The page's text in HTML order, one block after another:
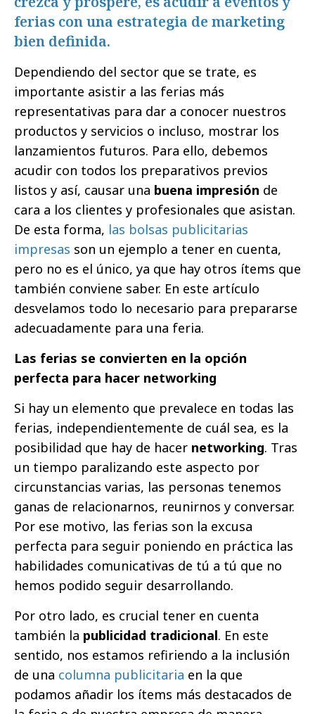
ferias con una estrategia de marketing
bien definida.
Dependiendo del sector que se trate, es
importante asistir a las ferias más
representativas para dar a conocer nuestros
productos y servicios o incluso, mostrar los
lanzamientos futuros. Para ello, debemos
acudir con todos los preparativos previos
listos y así, causar una buena impresión de
cara a los clientes y profesionales que asistan.
De esta forma, las bolsas publicitarias
impresas son un ejemplo a tener en cuenta,
pero no es el único, ya que hay otros ítems que
también conviene saber. En este artículo
desvelamos todo lo necesario para prepararse
adecuadamente para una feria.
Las ferias se convierten en la opción
perfecta para hacer networking
Si hay un elemento que prevalece en todas las
ferias, independientemente de cuál sea, es la
posibilidad que hay de hacer networking. Tras
un tiempo paralizando este aspecto por
circunstancias varias, las personas tenemos
ganas de relacionarnos, reunirnos y conversar.
Por ese motivo, las ferias son la excusa
perfecta para seguir poniendo en práctica las
habilidades comunicativas de tú a tú que no
hemos podido seguir desarrollando.
Por otro lado, es crucial tener en cuenta
también la publicidad tradicional. En este
sentido, nos estamos refiriendo a la inclusión
de una columna publicitaria en la que
podamos añadir los ítems más destacados de